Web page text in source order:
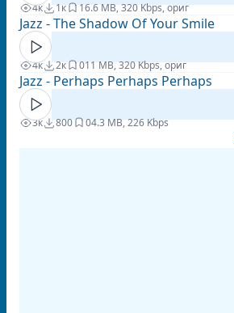
4к 1к 16.6 MB, 320 Kbps, ориг
Jazz - The Shadow Of Your Smile
4к 2к 011 MB, 320 Kbps, ориг
Jazz - Perhaps Perhaps Perhaps
3к 800 04.3 MB, 226 Kbps